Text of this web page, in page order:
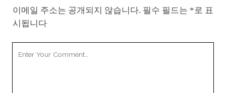
이메일 주소는 공개되지 않습니다. 필수 필드는 * 로 표
시됩니다